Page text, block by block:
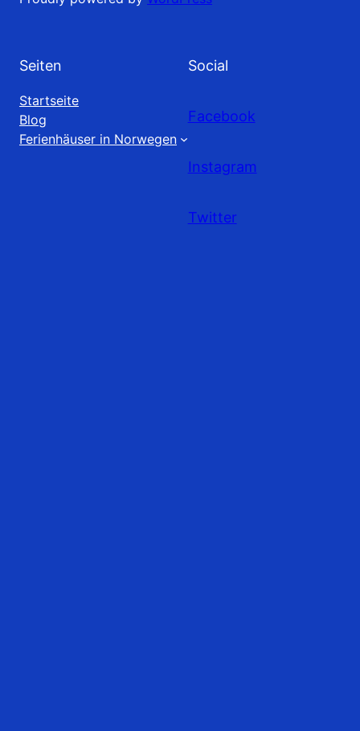
Seiten
Startseite
Blog
Ferienhäuser in Norwegen
Social
Facebook
Instagram
Twitter